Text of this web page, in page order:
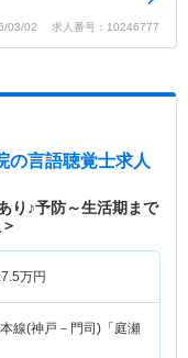
03/02 求人番号：10246777
の言語聴覚士求人
り♪予防～生活期まで
万円
線(神戸－門司)「庭瀬